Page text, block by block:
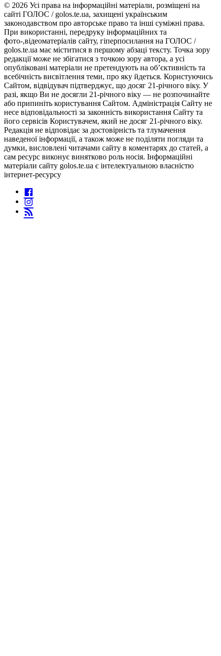
© 2026 Усі права на інформаційні матеріали, розміщені на
сайті ГОЛОС / golos.te.ua, захищені українським
законодавством про авторське право та інші суміжні права.
При використанні, передруку інформаційних та
фото-,відеоматеріалів сайту, гіперпосилання на ГОЛОС /
golos.te.ua має міститися в першому абзаці тексту. Точка зору
редакції може не збігатися з точкою зору автора, а усі
опубліковані матеріали не претендують на об’єктивність та
всебічність висвітлення теми, про яку йдеться. Користуючись
Сайтом, відвідувач підтверджує, що досяг 21-річного віку. У
разі, якщо Ви не досягли 21-річного віку — не розпочинайте
або припиніть користування Сайтом. Адміністрація Сайту не
несе відповідальності за законність використання Сайту та
його сервісів Користувачем, який не досяг 21-річного віку.
Редакція не відповідає за достовірність та тлумачення
наведеної інформації, а також може не поділяти погляди та
думки, висловлені читачами сайту в коментарях до статей, а
сам ресурс виконує винятково роль носія. Інформаційні
матеріали сайту golos.te.ua є інтелектуальною власністю
інтернет-ресурсу